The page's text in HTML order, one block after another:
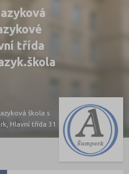
třída
škola s
Hlavní třída 31